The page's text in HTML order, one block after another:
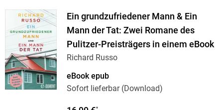
Ein grundzufriedener Mann & Ein
Mann der Tat: Zwei Romane des
Pulitzer-Preisträgers in einem eBook
Richard Russo
eBook epub
Sofort lieferbar (Download)
*